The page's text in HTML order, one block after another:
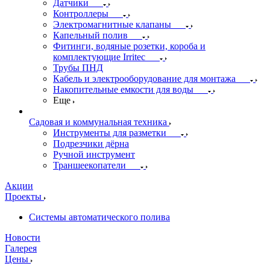
Датчики
Контроллеры
Электромагнитные клапаны
Капельный полив
Фитинги, водяные розетки, короба и
комплектующие Irritec
Трубы ПНД
Кабель и электрооборудование для монтажа
Накопительные емкости для воды
Еще
Садовая и коммунальная техника
Инструменты для разметки
Подрезчики дёрна
Ручной инструмент
Траншеекопатели
Акции
Проекты
Системы автоматического полива
Новости
Галерея
Цены